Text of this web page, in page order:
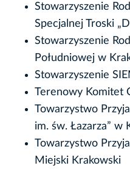
Stowarzyszenie
Specjalnej Troski
Stowarzyszenie
Południowej w
Stowarzyszenie
Terenowy Komitet
Towarzystwo
im. św. Łazarza” w
Towarzystwo
Miejski Krakowski